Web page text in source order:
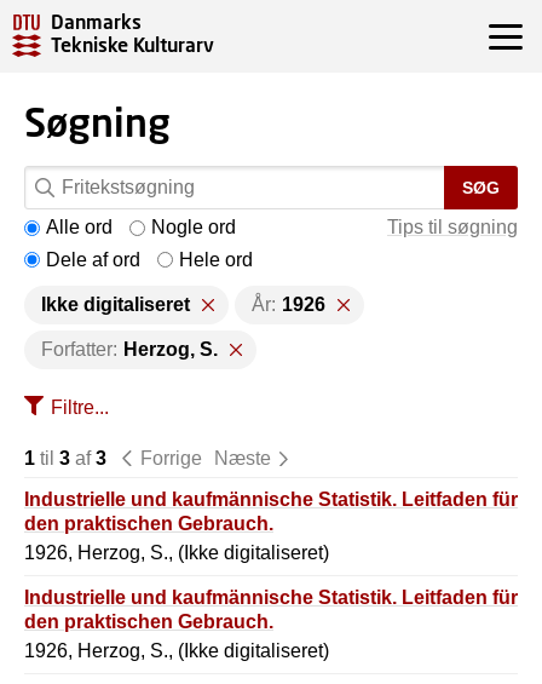
Danmarks
Tekniske Kulturarv
Søgning
SØG
Tips til søgning
Alle ord
Nogle ord
Dele af ord
Hele ord
Ikke digitaliseret År: 1926
Forfatter: Herzog, S.
Filtre...
1 til 3 af3 Forrige
Næste
Industrielle und kaufmännische Statistik. Leitfaden für
den praktischen Gebrauch.
1926, Herzog, S., (Ikke digitaliseret)
Industrielle und kaufmännische Statistik. Leitfaden für
den praktischen Gebrauch.
1926, Herzog, S., (Ikke digitaliseret)